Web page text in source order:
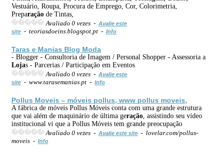
Vestuário, Roupa, Procura de Emprego, Cor, Colorimetria,
Preparação de Tintas,
Avaliado 0 vezes - Avalie este
site - teoriasdoeins.blogspot.pt - Info
Taras e Manias Blog Moda
- Blogger - Consultoria de Imagem / Personal Shopper - Assessoria a
Lojas - Parcerias / Participação em Eventos
Avaliado 0 vezes - Avalie este
site - www.tarasemanias.pt - Info
Pollus Moveis – móveis pollus, www pollus moveis,
A fábrica de móveis Pollus Móveis conta com uma grande estrutura
que vai além de maquinário de última geração , assistindo seu vídeo
institucional vi que a Pollus Móveis tem grande preocupação
Avaliado 0 vezes - Avalie este site - lovelar.com/pollus-
moveis - Info